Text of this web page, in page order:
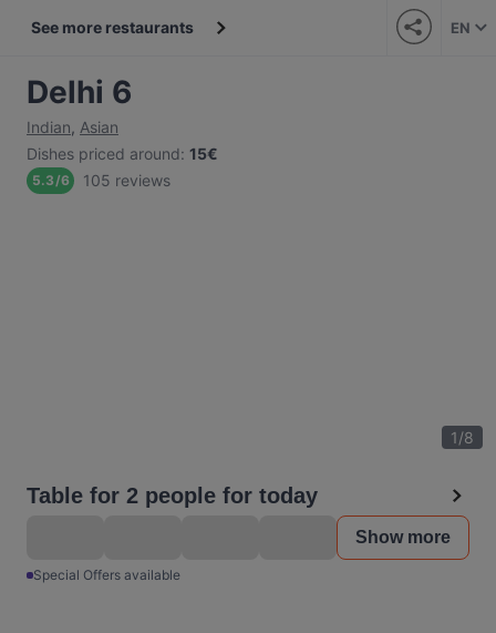
See more restaurants EN
Delhi 6
Indian, Asian
Dishes priced around: 15€
5.3/6 105 reviews
1/8
Table for 2 people for today
Show more
Special Offers available